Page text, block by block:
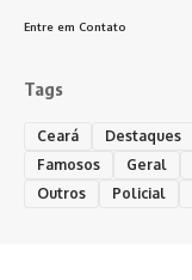
Entre em Contato
Tags
Ceará Destaques
Famosos
Geral
Outros
Policial